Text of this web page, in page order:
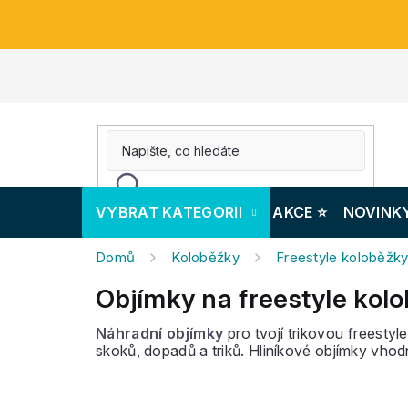
VYBRAT KATEGORII AKCE ⭐️
Domů Koloběžky Freestyle koloběžky
Objímky na freestyle
Náhradní objímky pro tvojí trikovou
skoků, dopadů a triků. Hliníkové objímky